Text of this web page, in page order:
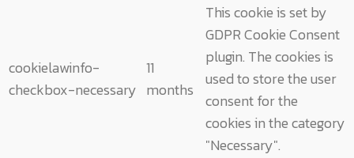
cookielawinfo-
checkbox-necessary
11
months
This cookie is set by
GDPR Cookie Consent
plugin. The cookies is
used to store the user
consent for the
cookies in the category
"Necessary".